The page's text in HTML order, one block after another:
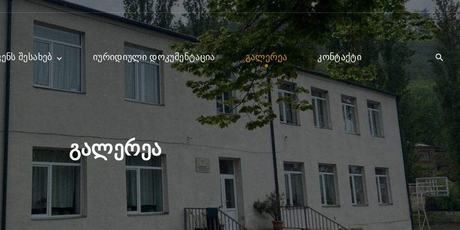
ᲨᲔᲡᲐᲮᲔᲑ ᲘᲣᲠᲘᲓᲘᲣᲚᲘ ᲓᲝᲙᲣᲛᲔᲜᲢᲐᲪᲘᲐ ᲒᲐᲚᲔᲠᲔᲐ ᲙᲝᲜᲢᲐᲥᲢᲘ
გალერეა